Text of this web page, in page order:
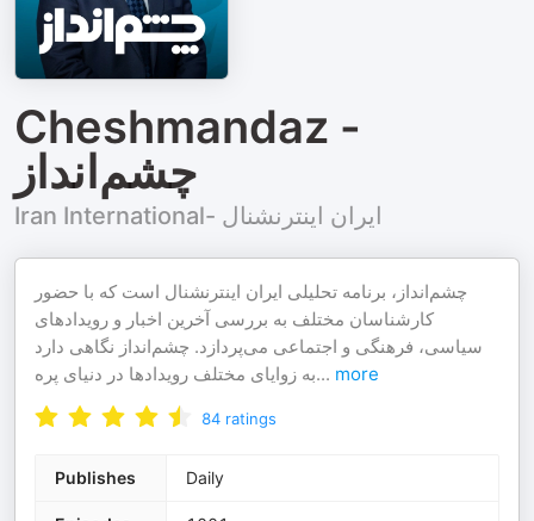
Cheshmandaz -
چشم‌انداز
Iran International- ایران اینترنشنال
چشم‌انداز، برنامه‌ تحلیلی ایران اینترنشنال است که با حضور
کارشناسان مختلف به بررسی آخرین اخبار و رویدادهای
سیاسی، فرهنگی و اجتماعی می‌پردازد. چشم‌انداز نگاهی دارد
به زوایای مختلف رویدادها در دنیای پره... more
84 ratings
Publishes Daily